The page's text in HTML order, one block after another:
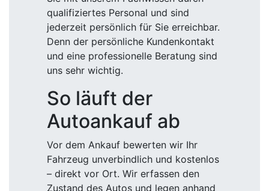
qualifiziertes Personal und sind
jederzeit persönlich für Sie erreichbar.
Denn der persönliche Kundenkontakt
und eine professionelle Beratung sind
uns sehr wichtig.
So läuft der
Autoankauf ab
Vor dem Ankauf bewerten wir Ihr
Fahrzeug unverbindlich und kostenlos
– direkt vor Ort. Wir erfassen den
Zustand des Autos und legen anhand